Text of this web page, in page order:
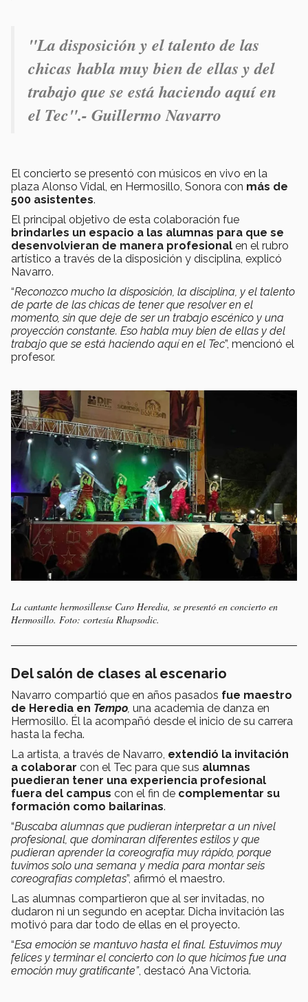
"La disposición y el talento de las
chicas habla muy bien de ellas y del
trabajo que se está haciendo aquí en
el Tec".- Guillermo Navarro
El concierto se presentó con músicos en vivo en la
plaza Alonso Vidal, en Hermosillo, Sonora con más de
500 asistentes.
El principal objetivo de esta colaboración fue
brindarles un espacio a las alumnas para que se
desenvolvieran de manera profesional en el rubro
artístico a través de la disposición y disciplina, explicó
Navarro.
“Reconozco mucho la disposición, la disciplina, y el talento
de parte de las chicas de tener que resolver en el
momento, sin que deje de ser un trabajo escénico y una
proyección constante. Eso habla muy bien de ellas y del
trabajo que se está haciendo aquí en el Tec”, mencionó el
profesor.
La cantante hermosillense Caro Heredia, se presentó en concierto en
Hermosillo. Foto: cortesía Rhapsodic.
Del salón de clases al escenario
Navarro compartió que en años pasados fue maestro
de Heredia en Tempo, una academia de danza en
Hermosillo. Él la acompañó desde el inicio de su carrera
hasta la fecha.
La artista, a través de Navarro, extendió la invitación
a colaborar con el Tec para que sus alumnas
puedieran tener una experiencia profesional
fuera del campus con el fin de complementar su
formación como bailarinas.
“Buscaba alumnas que pudieran interpretar a un nivel
profesional, que dominaran diferentes estilos y que
pudieran aprender la coreografía muy rápido, porque
tuvimos solo una semana y media para montar seis
coreografías completas”, afirmó el maestro.
Las alumnas compartieron que al ser invitadas, no
dudaron ni un segundo en aceptar. Dicha invitación las
motivó para dar todo de ellas en el proyecto.
“Esa emoción se mantuvo hasta el final. Estuvimos muy
felices y terminar el concierto con lo que hicimos fue una
emoción muy gratificante”, destacó Ana Victoria.